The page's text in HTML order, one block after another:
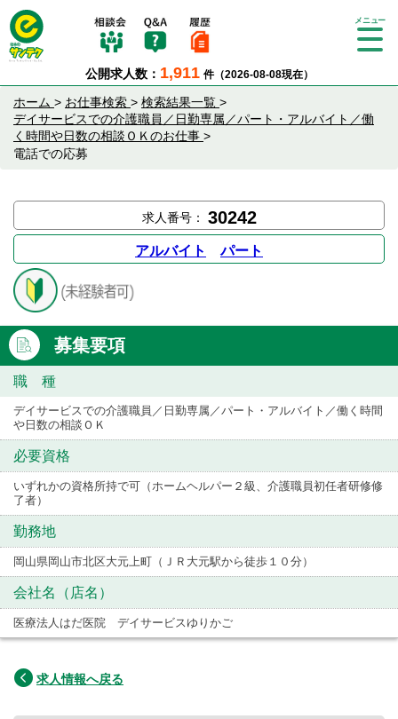
公開求人数： 1,911 件（2026-08-08現在）
Tog
ion
ホーム > お仕事検索 > 検索結果一覧 >
デイサービスでの介護職員／日勤専属／パート・アルバイト／働
く時間や日数の相談ＯＫのお仕事 >
電話での応募
求人番号： 30242
アルバイト パート
募集要項
職 種
デイサービスでの介護職員／日勤専属／パート・アルバイト／働く時間
や日数の相談ＯＫ
必要資格
いずれかの資格所持で可（ホームヘルパー２級、介護職員初任者研修修
了者）
勤務地
岡山県岡山市北区大元上町（ＪＲ大元駅から徒歩１０分）
会社名（店名）
医療法人はだ医院 デイサービスゆりかご
求人情報へ戻る